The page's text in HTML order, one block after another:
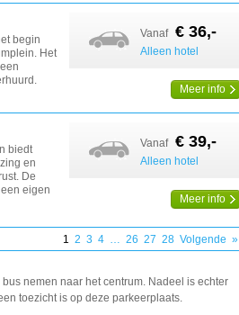
begin
Het
Vanaf € 36,-
Alleen hotel
Meer info
biedt
en
De
eigen
Vanaf € 39,-
Alleen hotel
Meer info
1 2 3 4 … 26 27 28 Volgende »
nemen naar het centrum. Nadeel is echter
toezicht is op deze parkeerplaats.